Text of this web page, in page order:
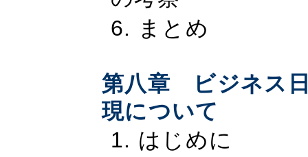
6. まとめ
第八章 ビジネス
現について
1. はじめに